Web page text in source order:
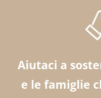
Aiutaci a
e le famiglie